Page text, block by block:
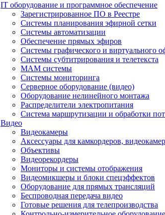
IT оборудование и программное обеспечение
Зарегистрированное ПО в Реестре
Системы планирования эфирной сетки
Системы автоматизации
Обеспечение прямых эфиров
Системы графического и виртуального
Системы субтитрирования и телетекста
MAM системы
Системы мониторинга
Серверное оборудование (видео)
Оборудование нелинейного монтажа
Распределители электропитания
Система маршрутизации и обработки
Видео
Видеокамеры
Аксессуары для камкордеров,
Объективы
Видеорекордеры
Мониторы и системы отображения
Видеомикшеры и блоки спецэффектов
Оборудование для прямых трансляций
Беспроводная передача видео
Готовые решения для телепроизводства